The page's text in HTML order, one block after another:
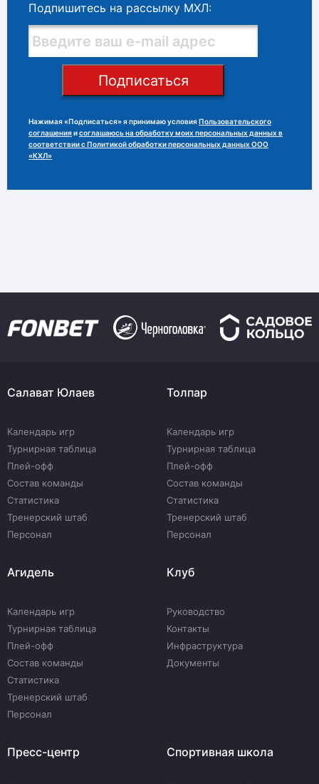
Подпишитесь на рассылку МХЛ:
Подписаться
Нажимая «Подписаться» я принимаю условия Пользовательского
соглашения исоглашаюсь на обработку моих персональных данных в
соответствии с Политикой обработки персональных данных ООО
«КХЛ»
Салават Юлаев
Календарь игр
Турнирная таблица
Плей-офф
Состав команды
Статистика
Тренерский штаб
Персонал
Толпар
Календарь игр
Турнирная таблица
Плей-офф
Состав команды
Статистика
Тренерский штаб
Персонал
Агидель
Календарь игр
Турнирная таблица
Плей-офф
Состав команды
Статистика
Тренерский штаб
Персонал
Клуб
Руководство
Контакты
Инфраструктура
Документы
Пресс-центр Спортивная школа